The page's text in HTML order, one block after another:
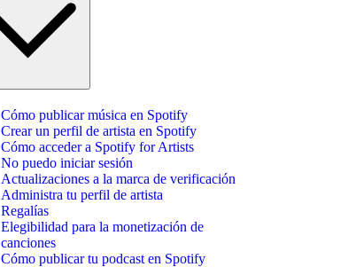
Cómo publicar música en Spotify
Crear un perfil de artista en Spotify
Cómo acceder a Spotify for Artists
No puedo iniciar sesión
Actualizaciones a la marca de verificación
Administra tu perfil de artista
Regalías
Elegibilidad para la monetización de
canciones
Cómo publicar tu podcast en Spotify